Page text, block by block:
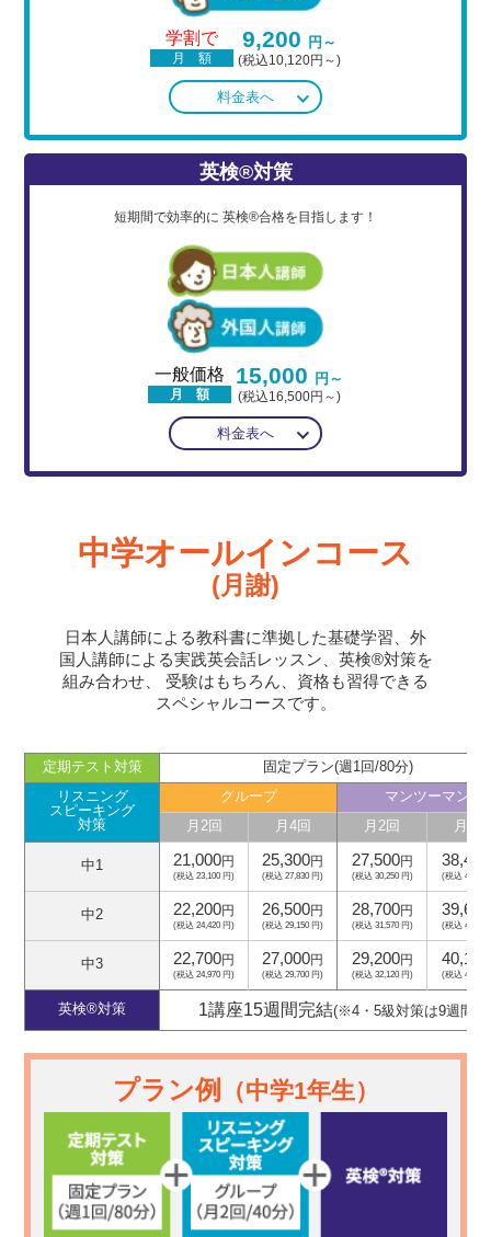
学割で
月 額
9,200 円～
(税込10,120円～)
料金表へ
英検®対策
短期間で効率的に 英検®合格を目指します！
一般価格
月 額
15,000 円～
(税込16,500円～)
料金表へ
中学オールインコース
(月謝)
日本人講師による教科書に準拠した基礎学習、外
国人講師による実践英会話レッスン、英検®対策を
組み合わせ、
受験はもちろん、資格も習得できる
スペシャルコースです。
定期テスト対策
固定プラン(週1回/80分)
リスニング
スピーキング
対策
グループ
マンツーマン
月2回
月4回 月2回 月4回
中1 21,000円
(税込 23,100 円)
25,300円
(税込 27,830 円)
27,500円
(税込 30,250 円)
38,400
(税込 42,240
中2 22,200円
(税込 24,420 円)
26,500円
(税込 29,150 円)
28,700円
(税込 31,570 円)
39,600
(税込 43,560
中3 22,700円
(税込 24,970 円)
27,000円
(税込 29,700 円)
29,200円
(税込 32,120 円)
40,100
(税込 44,110
英検®対策 1講座15週間完結(※4・5級対策は9週間)
プラン例 （中学1年生）